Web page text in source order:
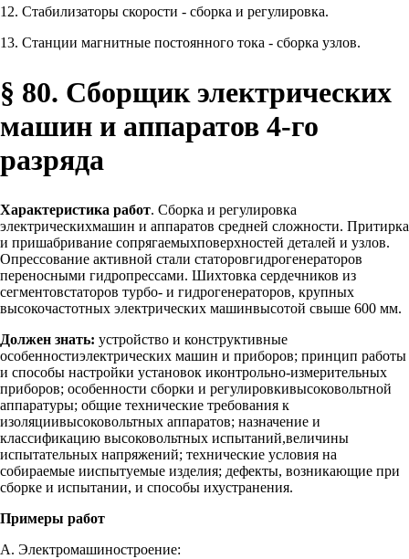
12. Стабилизаторы скорости - сборка и регулировка.
13. Станции магнитные постоянного тока - сборка узлов.
§ 80. Сборщик электрических
машин и аппаратов 4-го
разряда
Характеристика работ. Сборка и регулировка
электрическихмашин и аппаратов средней сложности. Притирка
и пришабривание сопрягаемыхповерхностей деталей и узлов.
Опрессование активной стали статоровгидрогенераторов
переносными гидропрессами. Шихтовка сердечников из
сегментовстаторов турбо- и гидрогенераторов, крупных
высокочастотных электрических машинвысотой свыше 600 мм.
Должен знать: устройство и конструктивные
особенностиэлектрических машин и приборов; принцип работы
и способы настройки установок иконтрольно-измерительных
приборов; особенности сборки и регулировкивысоковольтной
аппаратуры; общие технические требования к
изоляциивысоковольтных аппаратов; назначение и
классификацию высоковольтных испытаний,величины
испытательных напряжений; технические условия на
собираемые ииспытуемые изделия; дефекты, возникающие при
сборке и испытании, и способы ихустранения.
Примеры работ
А. Электромашиностроение: